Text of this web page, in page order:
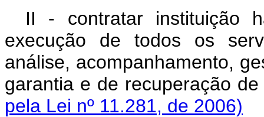
II - contratar instituição
execução de todos os
análise, acompanhamento,
garantia e de
pela Lei nº 11.281, de 2006)